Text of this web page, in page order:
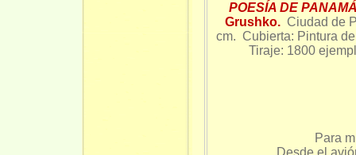
POESÍA DE
Grushko. Ciudad de
cm. Cubierta: Pintura de
Tiraje: 1800
Para
Desde el